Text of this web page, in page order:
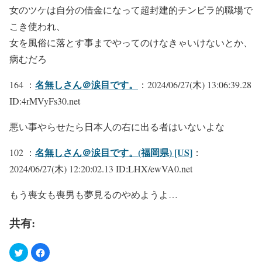
女のツケは自分の借金になって超封建的チンピラ的職場で
こき使われ、
女を風俗に落とす事までやってのけなきゃいけないとか、
病むだろ
164 ： 名無しさん＠涙目です。
：2024/06/27(木) 13:06:39.28
ID:4rMVyFs30.net
悪い事やらせたら日本人の右に出る者はいないよな
102 ： 名無しさん＠涙目です。(福岡県) [US] ：
2024/06/27(木) 12:20:02.13 ID:LHX/ewVA0.net
もう喪女も喪男も夢見るのやめようよ…
共有: